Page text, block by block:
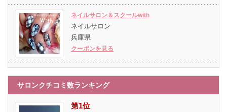
ネイルサロン＆スクールwith
ネイルサロン
兵庫県
クーポンを見る
サロンクチコミ数ランキング
第1位